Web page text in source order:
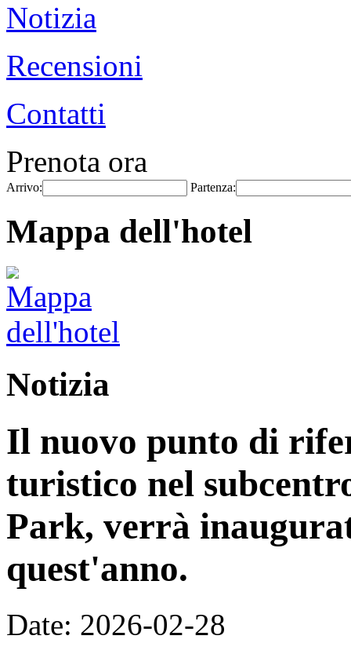
Notizia
Recensioni
Contatti
Prenota ora
Arrivo: Partenza:
Mappa dell'hotel
Notizia
Il nuovo punto di
turistico nel
Park, verrà
quest'anno.
Date: 2026-02-28